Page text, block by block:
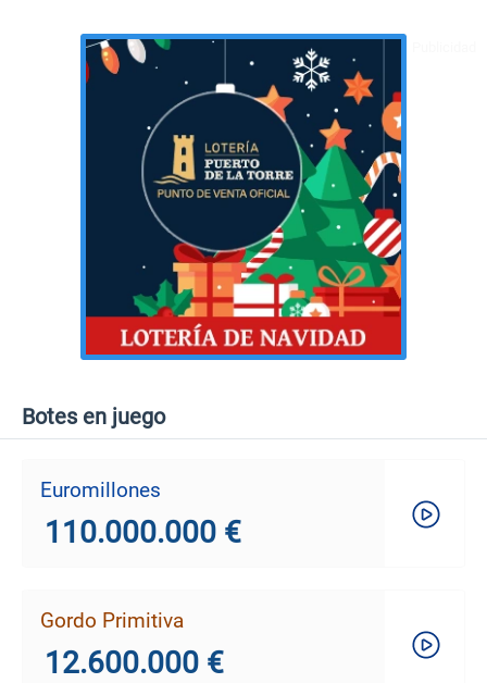
Botes en juego
Euromillones
110.000.000 €
Gordo Primitiva
12.600.000 €